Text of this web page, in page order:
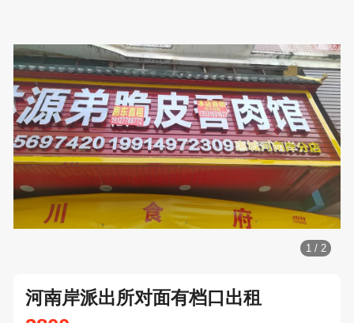
1 / 2
河南岸派出所对面有档口出租